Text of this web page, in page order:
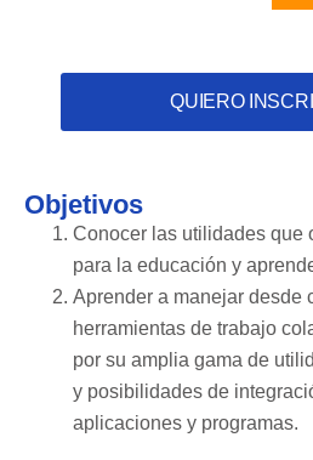
QUIERO
Objetivos
Conocer las utilidades que
para la educación y
Aprender a manejar desde
herramientas de trabajo
por su amplia gama de
y posibilidades de
aplicaciones y programas.